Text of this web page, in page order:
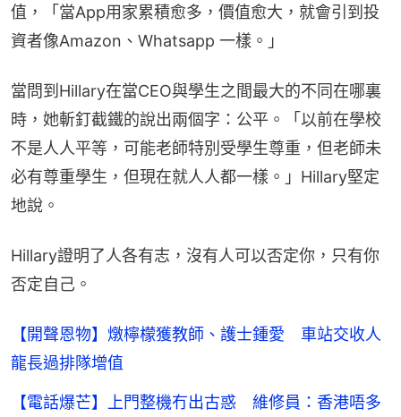
值，「當App用家累積愈多，價值愈大，就會引到投
資者像Amazon、Whatsapp 一樣。」
當問到Hillary在當CEO與學生之間最大的不同在哪裏
時，她斬釘截鐵的說出兩個字：公平。「以前在學校
不是人人平等，可能老師特別受學生尊重，但老師未
必有尊重學生，但現在就人人都一樣。」Hillary堅定
地說。
Hillary證明了人各有志，沒有人可以否定你，只有你
否定自己。
【開聲恩物】燉檸檬獲教師、護士鍾愛 車站交收人
龍長過排隊增值
【電話爆芒】上門整機冇出古惑 維修員：香港唔多